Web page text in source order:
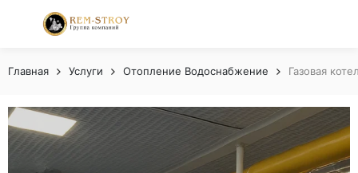
Главная Услуги Отопление Водоснабжение Газовая